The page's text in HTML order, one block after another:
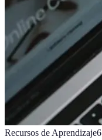
Recursos de Aprendizaje6